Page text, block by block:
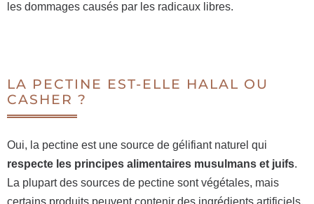
les dommages causés par les radicaux libres.
LA PECTINE EST-ELLE HALAL OU
CASHER ?
Oui, la pectine est une source de gélifiant naturel qui
respecte les principes alimentaires musulmans et juifs.
La plupart des sources de pectine sont végétales, mais
certains produits peuvent contenir des ingrédients artificiels.